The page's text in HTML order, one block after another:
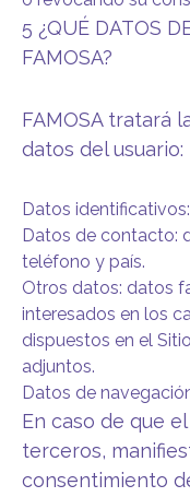
5 ¿QUÉ DATOS
FAMOSA?
FAMOSA tratará
datos del usuario:
Datos
Datos de contacto:
teléfono y país.
Otros datos: datos
interesados en los
dispuestos en el
adjuntos.
Datos de
En caso de que
terceros,
consentimiento